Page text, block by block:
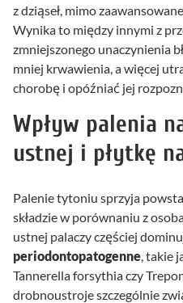
z dziąseł, mimo
Wynika to między innymi z
zmniejszonego unaczynienia
mniej krwawienia, a więcej
chorobę i opóźniać jej
Wpływ palenia
ustnej i płytkę
Palenie tytoniu sprzyja
składzie w porównaniu z
ustnej palaczy częściej
periodontopatogenne, takie
Tannerella forsythia czy
drobnoustroje szczególnie